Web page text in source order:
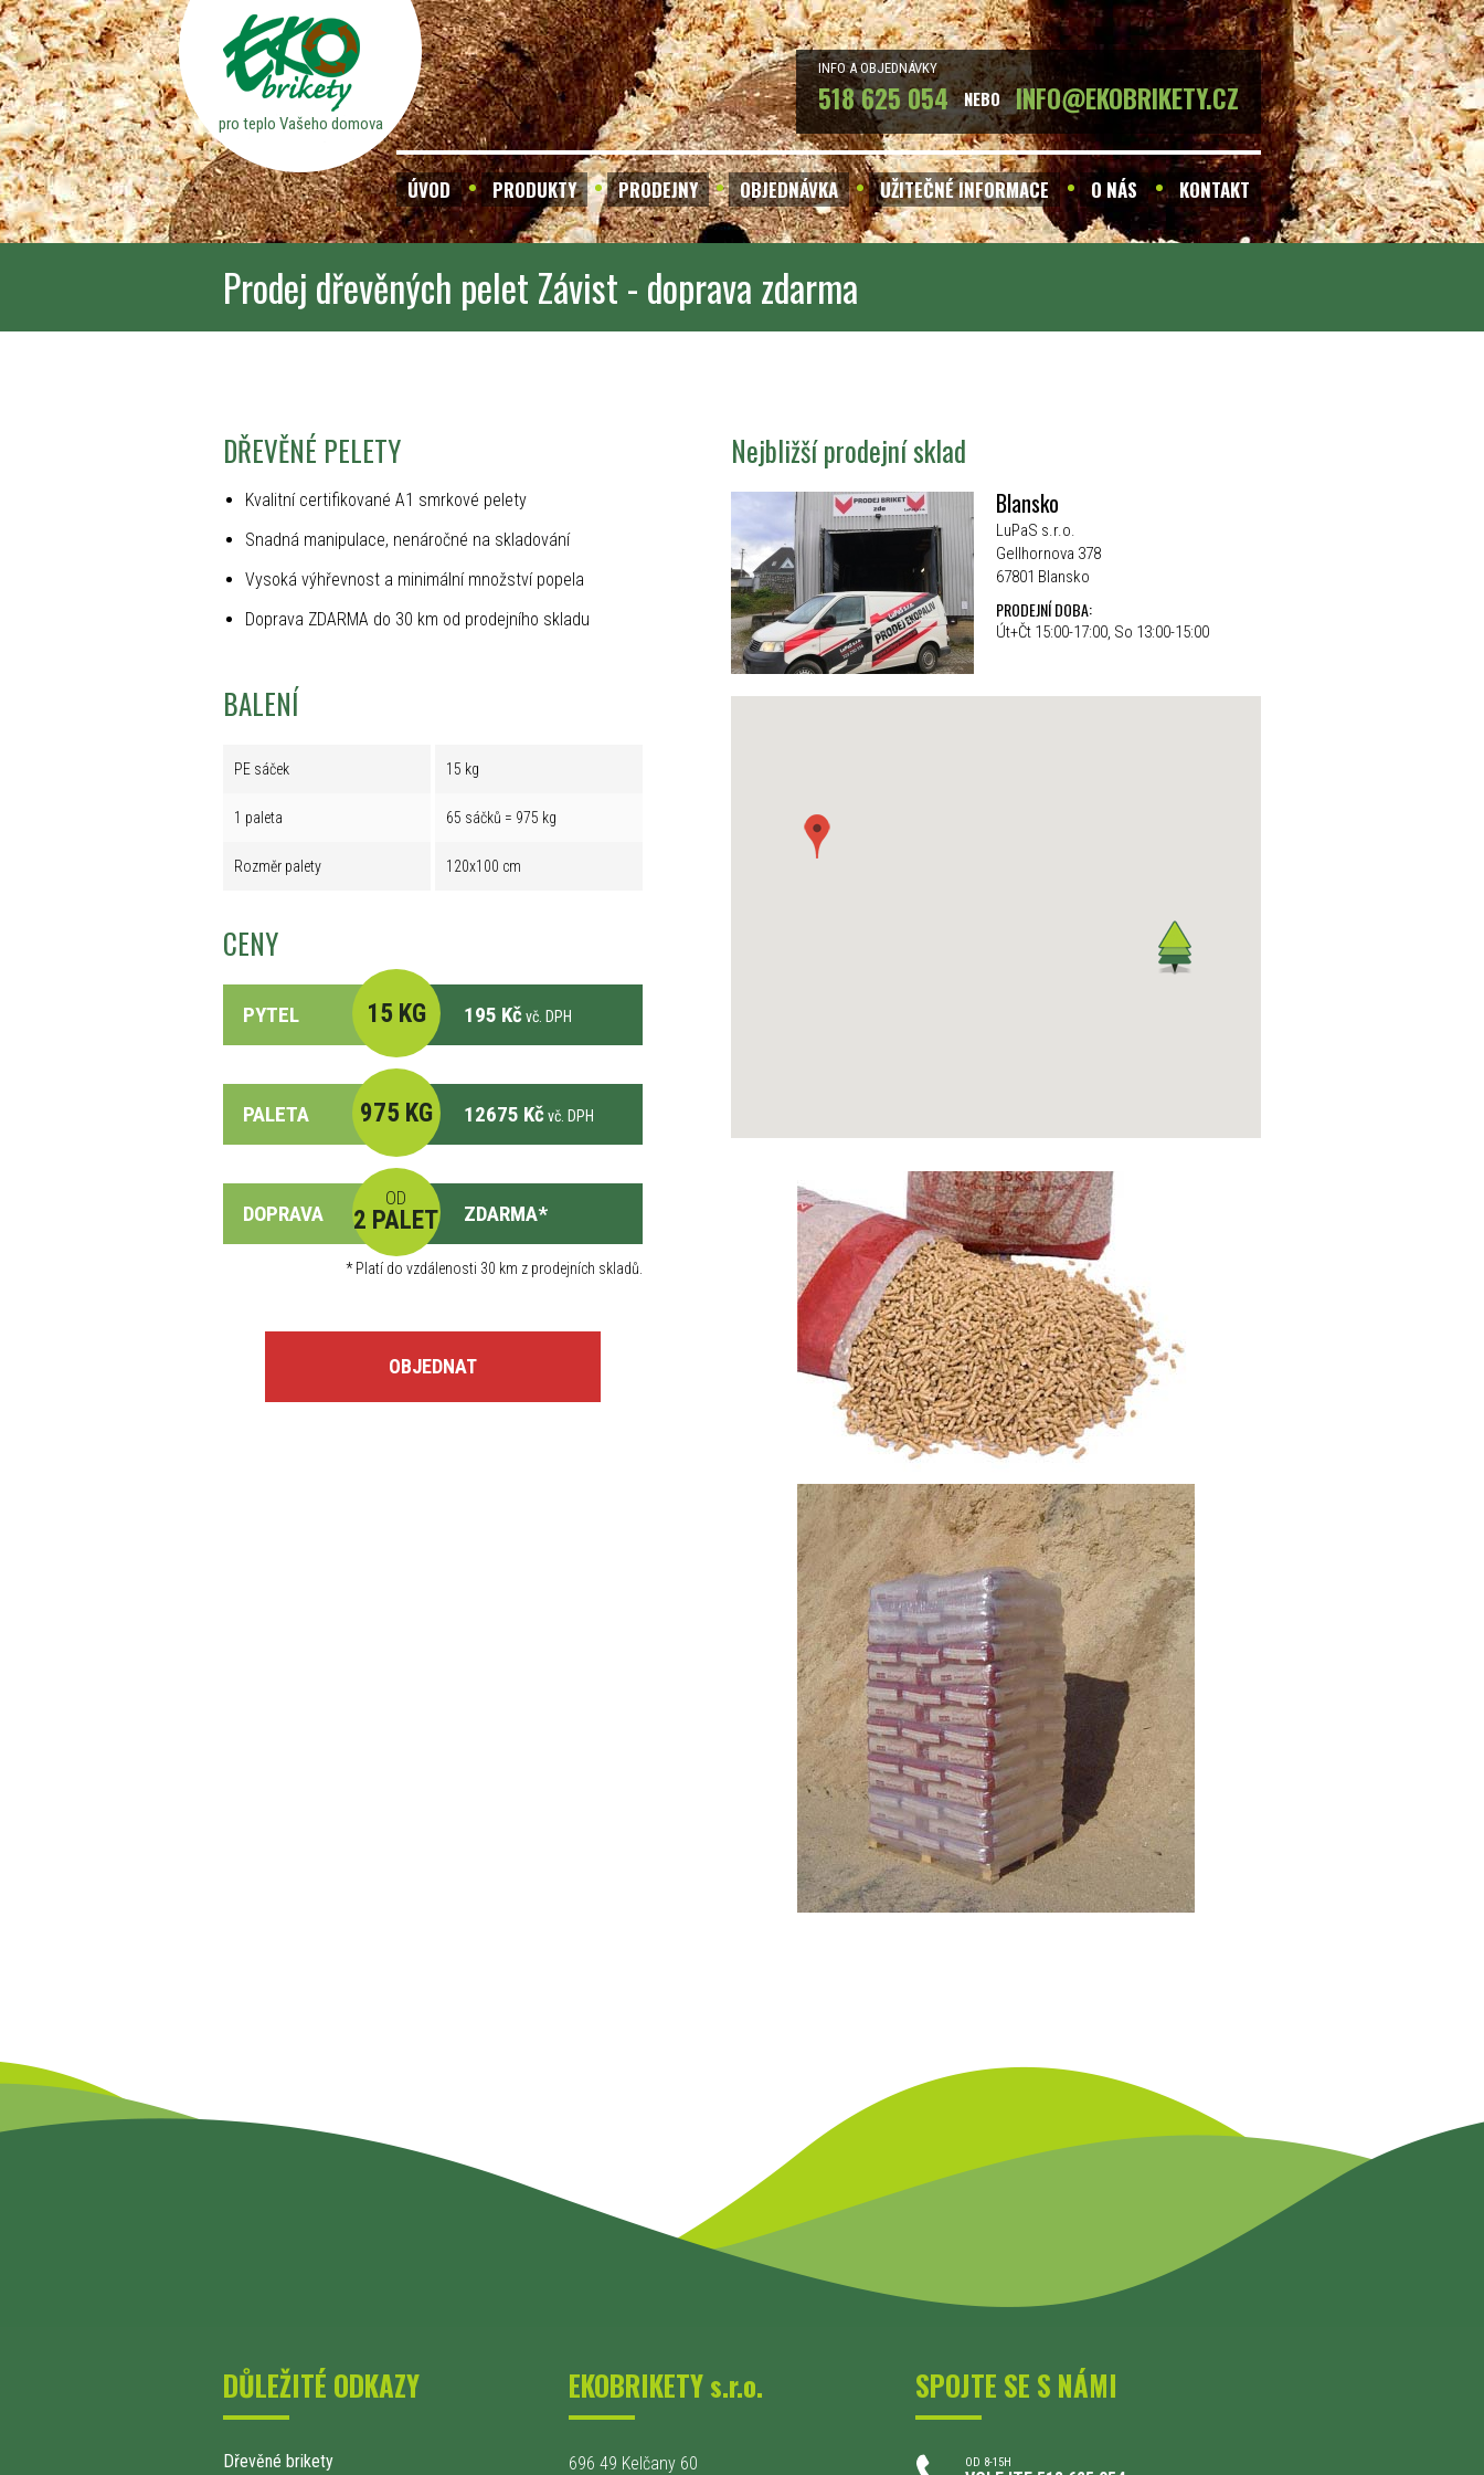
pro teplo Vašeho domova
INFO A OBJEDNÁVKY
518 625 054 NEBO INFO@EKOBRIKETY.CZ
ÚVOD PRODUKTY PRODEJNY OBJEDNÁVKA UŽITEČNÉ INFORMACE O NÁS KONTAKT
Prodej dřevěných pelet Závist - doprava zdarma
DŘEVĚNÉ PELETY
Kvalitní certifikované A1 smrkové pelety
Snadná manipulace, nenáročné na skladování
Vysoká výhřevnost a minimální množství popela
Doprava ZDARMA do 30 km od prodejního skladu
BALENÍ
PE sáček 15 kg
1 paleta 65 sáčků = 975 kg
Rozměr palety 120x100 cm
CENY
PYTEL 15 KG 195 Kč vč. DPH
PALETA 975 KG 12675 Kč vč. DPH
DOPRAVA
OD
2 PALET ZDARMA*
*Platí do vzdálenosti 30 km z prodejních skladů.
OBJEDNAT
Nejbližší prodejní sklad
Blansko
LuPaS s.r.o.
Gellhornova 378
67801 Blansko
PRODEJNÍ DOBA:
Út+Čt 15:00-17:00, So 13:00-15:00
DŮLEŽITÉ ODKAZY
Dřevěné brikety
EKOBRIKETY s.r.o.
696 49 Kelčany 60
SPOJTE SE S NÁMI
OD 8-15H